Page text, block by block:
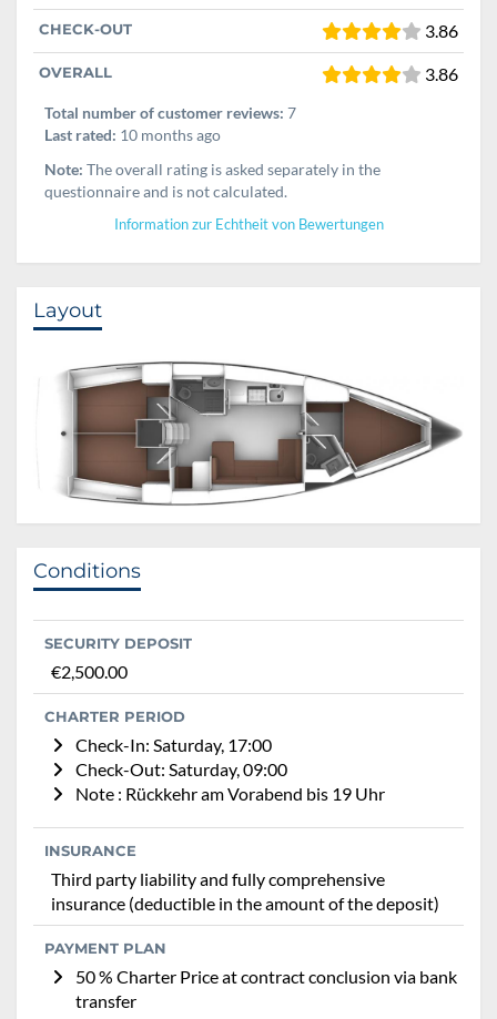
CHECK-OUT 3.86
OVERALL 3.86
Total number of customer reviews: 7
Last rated: 10 months ago
Note: The overall rating is asked separately in the
questionnaire and is not calculated.
Information zur Echtheit von Bewertungen
Layout
Conditions
SECURITY DEPOSIT
€2,500.00
CHARTER PERIOD
Check-In: Saturday, 17:00
Check-Out: Saturday, 09:00
Note : Rückkehr am Vorabend bis 19 Uhr
INSURANCE
Third party liability and fully comprehensive
insurance (deductible in the amount of the deposit)
PAYMENT PLAN
50 % Charter Price at contract conclusion via bank
transfer